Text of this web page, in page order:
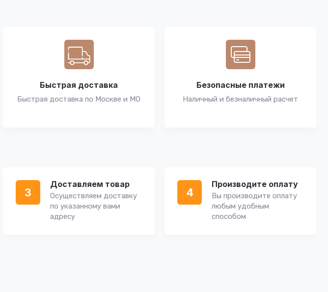
Быстрая доставка
Быстрая доставка по Москве и МО
Безопасные платежи
Наличный и безналичный расчет
3
Доставляем товар
Осуществляем доставку
по указанному вами
адресу
4
Производите оплату
Вы производите оплату
любым удобным
способом